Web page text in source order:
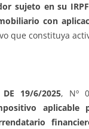
sujeto en su
con
que constituya
DE 19/6/2025, Nº
aplicable